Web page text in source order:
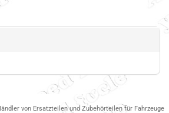
von Ersatzteilen und Zubehörteilen für Fahrzeuge